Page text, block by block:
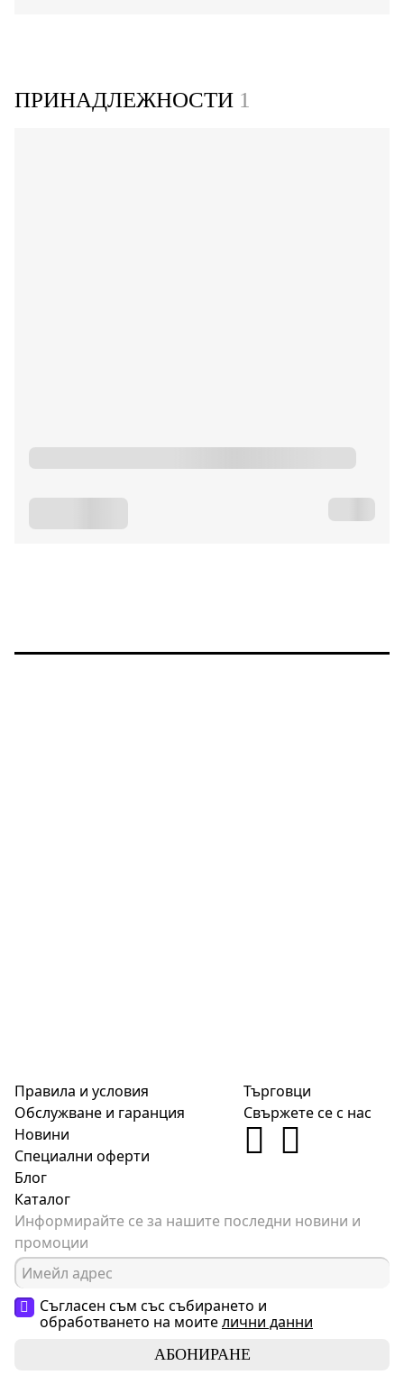
ПРИНАДЛЕЖНОСТИ 1
Правила и условия
Обслужване и гаранция
Новини
Специални оферти
Блог
Каталог
Търговци
Свържете се с нас
Информирайте се за нашите последни новини и
промоции
Съгласен съм със събирането и
обработването на моителични данни
АБОНИРАНЕ